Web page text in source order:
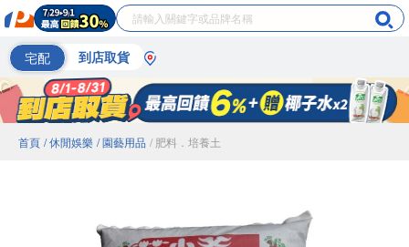
宅配 到店取貨
首頁 / 休閒娛樂 / 園藝用品 / 肥料．培養土